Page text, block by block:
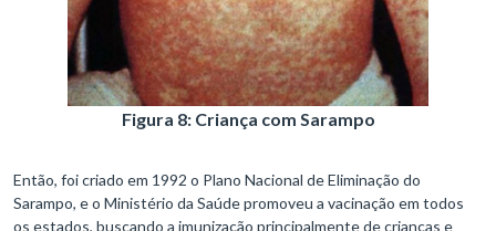
Figura 8: Criança com Sarampo
Então, foi criado em 1992 o Plano Nacional de Eliminação do
Sarampo, e o Ministério da Saúde promoveu a vacinação em todos
os estados, buscando a imunização principalmente de crianças e